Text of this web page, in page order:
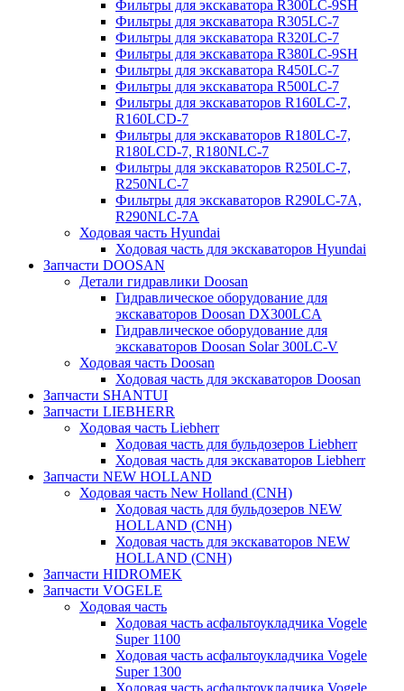
Фильтры для экскаватора R300LC-9SH
Фильтры для экскаватора R305LC-7
Фильтры для экскаватора R320LC-7
Фильтры для экскаватора R380LC-9SH
Фильтры для экскаватора R450LC-7
Фильтры для экскаватора R500LC-7
Фильтры для экскаваторов R160LC-7,
R160LCD-7
Фильтры для экскаваторов R180LC-7,
R180LCD-7, R180NLC-7
Фильтры для экскаваторов R250LC-7,
R250NLC-7
Фильтры для экскаваторов R290LC-7A,
R290NLC-7A
Ходовая часть Hyundai
Ходовая часть для экскаваторов Hyundai
Запчасти DOOSAN
Детали гидравлики Doosan
Гидравлическое оборудование для
экскаваторов Doosan DX300LCA
Гидравлическое оборудование для
экскаваторов Doosan Solar 300LC-V
Ходовая часть Doosan
Ходовая часть для экскаваторов Doosan
Запчасти SHANTUI
Запчасти LIEBHERR
Ходовая часть Liebherr
Ходовая часть для бульдозеров Liebherr
Ходовая часть для экскаваторов Liebherr
Запчасти NEW HOLLAND
Ходовая часть New Holland (CNH)
Ходовая часть для бульдозеров NEW
HOLLAND (CNH)
Ходовая часть для экскаваторов NEW
HOLLAND (CNH)
Запчасти HIDROMEK
Запчасти VOGELE
Ходовая часть
Ходовая часть асфальтоукладчика Vogele
Super 1100
Ходовая часть асфальтоукладчика Vogele
Super 1300
Ходовая часть асфальтоукладчика Vogele